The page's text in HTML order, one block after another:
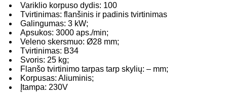
Variklio korpuso dydis: 100
Tvirtinimas: flanšinis ir padinis tvirtinimas
Galingumas: 3 kW;
Apsukos: 3000 aps./min;
Veleno skersmuo: Ø28 mm;
Tvirtinimas: B34
Svoris: 25 kg;
Flanšo tvirtinimo tarpas tarp skylių: – mm;
Korpusas: Aliuminis;
Įtampa: 230V